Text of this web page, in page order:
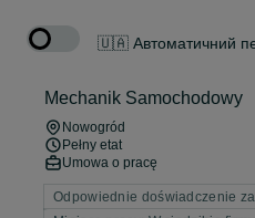
🇺🇦 Автоматичний
Mechanik Samochodowy
Nowogród
Pełny etat
Umowa o pracę
Odpowiednie doświadczenie